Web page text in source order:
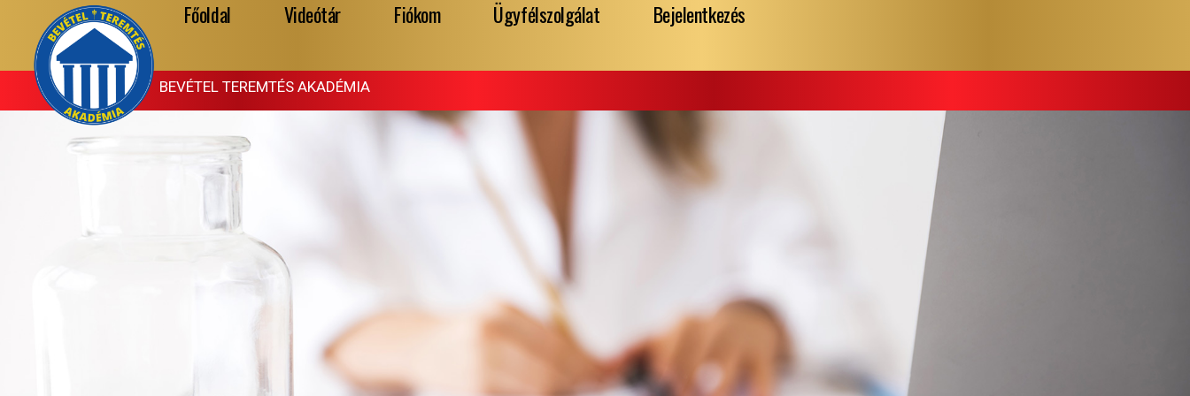
content
Főoldal Videótár Fiókom Ügyfélszolgálat Bejelentkezés
BEVÉTEL TEREMTÉS AKADÉMIA